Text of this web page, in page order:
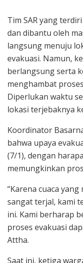
Tim SAR yang
dan dibantu oleh
langsung menuju
evakuasi. Namun,
berlangsung serta
menghambat
Diperlukan waktu
lokasi terjebaknya
Koordinator
bahwa upaya
(7/1), dengan
memungkinkan
“Karena cuaca
sangat terjal, kami
ini. Kami berharap
proses evakuasi
Attha.
Saat ini, ketiga